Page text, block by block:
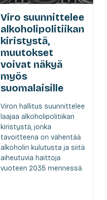
Viro suunnittelee
alkoholipolitiikan
kiristystä,
muutokset
voivat näkyä
myös
suomalaisille
Viron hallitus suunnittelee
laajaa alkoholipolitiikan
kiristystä, jonka
tavoitteena on vähentää
alkoholin kulutusta ja siitä
aiheutuvia haittoja
vuoteen 2035 mennessä.